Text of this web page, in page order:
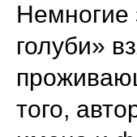
Немногие
голуби»
того,